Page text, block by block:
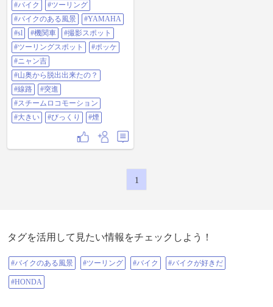
行こう🐈💨‼️ ポッケちゃんを機関車
の横に並べて写真撮ってみたよ✨📸
🐱❗ 大きい😳❗凄い😳‼️ 煙吐くのは
ポッケちゃんと同じだね✨☁☁🐱‼️
機関車の車輪１つでポッケちゃん
の大きさぐらいあるからビックリ
🐱‼️ 機関車さんこれ以上前へ進んで
はダメ〜🚂✴️⚠️🚧🚨💥💣☠️💦💦
あ〜ぁ…にゃ〜がひかれてせんべ
い🍘になる〜…😹💦💦 #バイク#ツ
ーリング#バイクのある風景
#YAMAHA#SL#機関車#撮影スポッ
ト#ツーリングスポット#ポッケ#ニ
ャン吉#山奥から脱出出来たの？#
線路#突進#スチームロコモーショ
ン#大きい#ビックリ#煙
#バイク
#ツーリング
#バイクのある風景
#YAMAHA
#sl
#機関車
#撮影スポット
#ツーリングスポット
#ポッケ
#ニャン吉
#山奥から脱出出来たの？
#線路
#突進
#スチームロコモーション
#大きい
#びっくり #煙
1
タグを活用して見たい情報をチェックしよう！
#バイクのある風景 #ツーリング #バイク #バイクが好きだ
#HONDA